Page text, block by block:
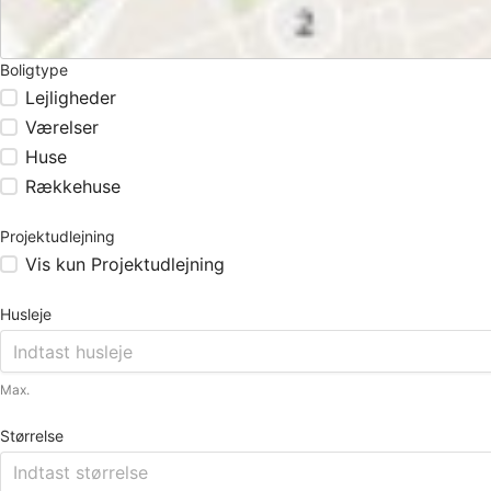
Boligtype
Lejligheder
Værelser
Huse
Rækkehuse
Projektudlejning
Vis kun Projektudlejning
Husleje
Max.
Størrelse